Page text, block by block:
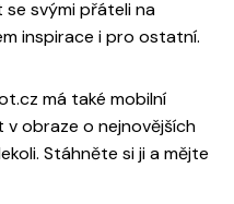
se svými přáteli na
inspirace i pro ostatní.
má také mobilní
v obraze o nejnovějších
Stáhněte si ji a mějte